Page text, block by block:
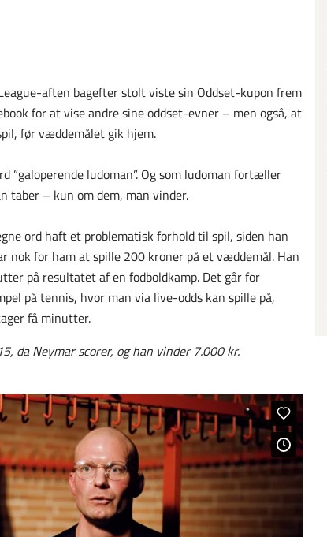
aften bagefter stolt viste sin Oddset-kupon frem
for at vise andre sine oddset-evner – men også, at
før væddemålet gik hjem.
”galoperende ludoman”. Og som ludoman fortæller
taber – kun om dem, man vinder.
ord haft et problematisk forhold til spil, siden han
nok for ham at spille 200 kroner på et væddemål. Han
på resultatet af en fodboldkamp. Det går for
på tennis, hvor man via live-odds kan spille på,
få minutter.
da Neymar scorer, og han vinder 7.000 kr.